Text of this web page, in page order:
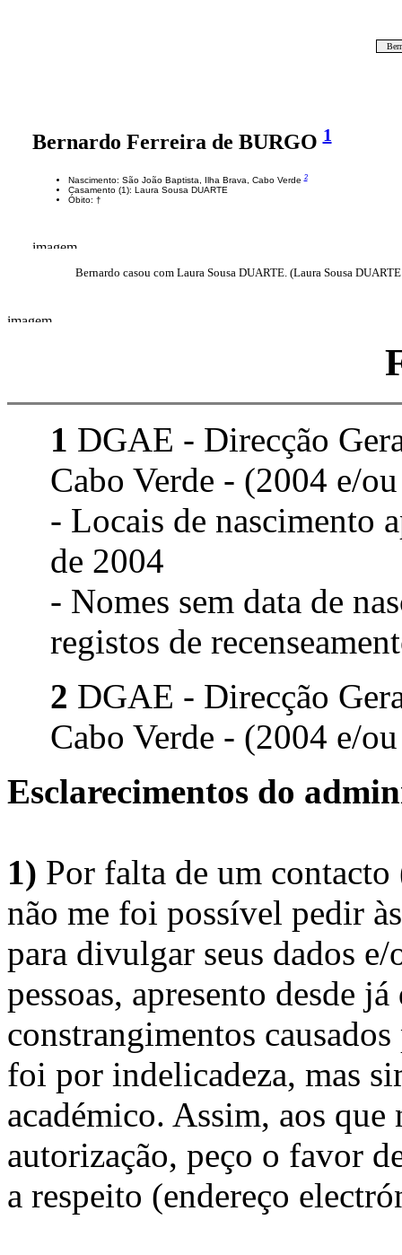
Bernardo Ferreira de BURGO1
Nascimento: São João Baptista, Ilha Brava, Cabo Verde2
Casamento (1): Laura Sousa DUARTE
Óbito: †
Bernardo casou com Laura Sousa DUARTE. (Laura Sousa
1 DGAE - Direcção
Cabo Verde - (2004 e/
- Locais de nascimento
de 2004
- Nomes sem data de
registos de
2 DGAE - Direcção
Cabo Verde - (2004 e/
Esclarecimentos do
1) Por falta de um
não me foi possível pedir
para divulgar seus dados
pessoas, apresento desde
constrangimentos
foi por indelicadeza, mas
académico. Assim, aos
autorização, peço o favor
a respeito (endereço